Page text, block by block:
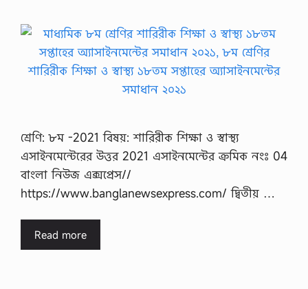
শ্রেণি: ৮ম -2021 বিষয়: শারিরীক শিক্ষা ও স্বাস্থ্য
এসাইনমেন্টেরের উত্তর 2021 এসাইনমেন্টের ক্রমিক নংঃ 04
বাংলা নিউজ এক্সপ্রেস//
https://www.banglanewsexpress.com/ দ্বিতীয় …
Read more